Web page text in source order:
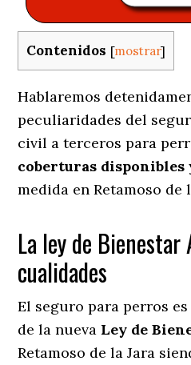
Contenidos [mostrar]
Hablaremos
peculiaridades del
civil a terceros para
coberturas disponibles
medida en Retamoso de
La ley de Bienestar
cualidades
El seguro para perros
de la nueva Ley de
Retamoso de la Jara